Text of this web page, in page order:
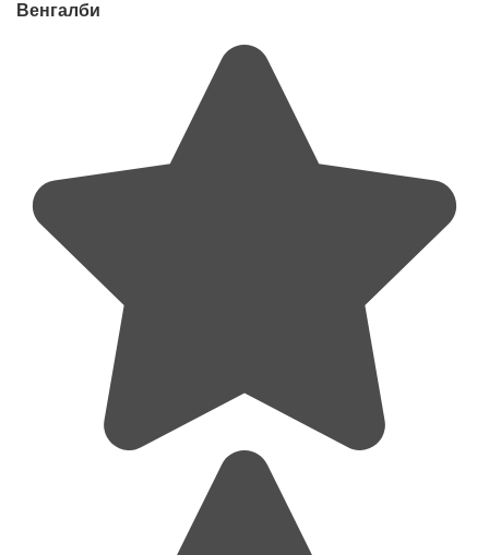
Венгалби